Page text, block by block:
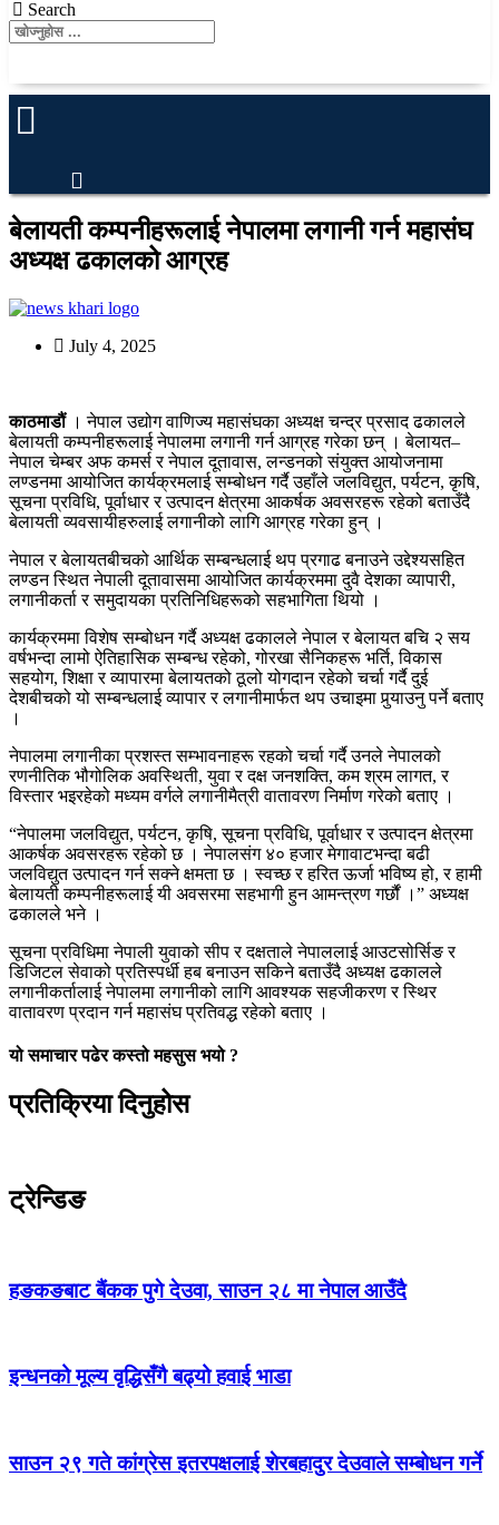
Search
बेलायती कम्पनीहरूलाई नेपालमा लगानी गर्न महासंघ
अध्यक्ष ढकालको आग्रह
July 4, 2025
काठमाडौं। नेपाल उद्योग वाणिज्य महासंघका अध्यक्ष चन्द्र प्रसाद ढकालले
बेलायती कम्पनीहरूलाई नेपालमा लगानी गर्न आग्रह गरेका छन् । बेलायत–
नेपाल चेम्बर अफ कमर्स र नेपाल दूतावास, लन्डनको संयुक्त आयोजनामा
लण्डनमा आयोजित कार्यक्रमलाई सम्बोधन गर्दै उहाँले जलविद्युत, पर्यटन, कृषि,
सूचना प्रविधि, पूर्वाधार र उत्पादन क्षेत्रमा आकर्षक अवसरहरू रहेको बताउँदै
बेलायती व्यवसायीहरुलाई लगानीको लागि आग्रह गरेका हुन् ।
नेपाल र बेलायतबीचको आर्थिक सम्बन्धलाई थप प्रगाढ बनाउने उद्देश्यसहित
लण्डन स्थित नेपाली दूतावासमा आयोजित कार्यक्रममा दुवै देशका व्यापारी,
लगानीकर्ता र समुदायका प्रतिनिधिहरूको सहभागिता थियो ।
कार्यक्रममा विशेष सम्बोधन गर्दै अध्यक्ष ढकालले नेपाल र बेलायत बचि २ सय
वर्षभन्दा लामो ऐतिहासिक सम्बन्ध रहेको, गोरखा सैनिकहरू भर्ति, विकास
सहयोग, शिक्षा र व्यापारमा बेलायतको ठूलो योगदान रहेको चर्चा गर्दै दुई
देशबीचको यो सम्बन्धलाई व्यापार र लगानीमार्फत थप उचाइमा पुर्‍याउनु पर्ने बताए
।
नेपालमा लगानीका प्रशस्त सम्भावनाहरू रहको चर्चा गर्दै उनले नेपालको
रणनीतिक भौगोलिक अवस्थिती, युवा र दक्ष जनशक्ति, कम श्रम लागत, र
विस्तार भइरहेको मध्यम वर्गले लगानीमैत्री वातावरण निर्माण गरेको बताए ।
“नेपालमा जलविद्युत, पर्यटन, कृषि, सूचना प्रविधि, पूर्वाधार र उत्पादन क्षेत्रमा
आकर्षक अवसरहरू रहेको छ । नेपालसंग ४० हजार मेगावाटभन्दा बढी
जलविद्युत उत्पादन गर्न सक्ने क्षमता छ । स्वच्छ र हरित ऊर्जा भविष्य हो, र हामी
बेलायती कम्पनीहरूलाई यी अवसरमा सहभागी हुन आमन्त्रण गर्छौं ।” अध्यक्ष
ढकालले भने ।
सूचना प्रविधिमा नेपाली युवाको सीप र दक्षताले नेपाललाई आउटसोर्सिङ र
डिजिटल सेवाको प्रतिस्पर्धी हब बनाउन सकिने बताउँदै अध्यक्ष ढकालले
लगानीकर्तालाई नेपालमा लगानीको लागि आवश्यक सहजीकरण र स्थिर
वातावरण प्रदान गर्न महासंघ प्रतिवद्ध रहेको बताए ।
यो समाचार पढेर कस्तो महसुस भयो ?
प्रतिक्रिया दिनुहोस
ट्रेन्डिङ
हङकङबाट बैंकक पुगे देउवा, साउन २८ मा नेपाल आउँदै
इन्धनको मूल्य वृद्धिसँगै बढ्यो हवाई भाडा
साउन २९ गते कांग्रेस इतरपक्षलाई शेरबहादुर देउवाले सम्बोधन गर्ने